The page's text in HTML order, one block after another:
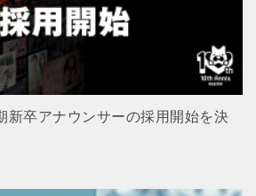
新卒アナウンサーの採用開始を決